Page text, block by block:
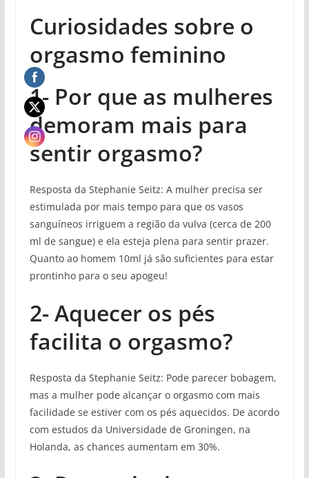
Curiosidades sobre o
orgasmo feminino
1- Por que as mulheres
demoram mais para
sentir orgasmo?
Resposta da Stephanie Seitz: A mulher precisa ser
estimulada por mais tempo para que os vasos
sanguíneos irriguem a região da vulva (cerca de 200
ml de sangue) e ela esteja plena para sentir prazer.
Quanto ao homem 10ml já são suficientes para estar
prontinho para o seu apogeu!
2- Aquecer os pés
facilita o orgasmo?
Resposta da Stephanie Seitz: Pode parecer bobagem,
mas a mulher pode alcançar o orgasmo com mais
facilidade se estiver com os pés aquecidos. De acordo
com estudos da Universidade de Groningen, na
Holanda, as chances aumentam em 30%.